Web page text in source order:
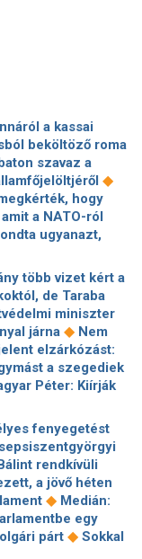
a kassai
beköltöző roma
szavaz a
◆
hogy
a NATO-ról
ugyanazt,
a HM cége a
miniszter
Anita
kormányt, hogy
◆ Forró
az uniós
az
◆
Török Gábor: Ez
nincs
kezdett a
◆
elnöke is
jövő hétre◆
Górnik Zabrze
párharcban◆Itt a
több vizet kért a
de Taraba
miniszter
járna ◆ Nem
elzárkózást:
a szegediek
Péter: Kiírják
állami
előírni ◆Orbán
honvédségi
Nigerbe◆ Ismert
ment csődbe,
az
is
orosz
fenyegetést
rendkívüli
a jövő héten
◆ Medián:
egy
párt ◆ Sokkal